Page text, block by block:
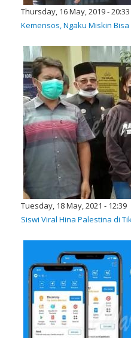
Thursday, 16 May, 2019 - 20:33
Kemensos, Ngaku Miskin
Tuesday, 18 May, 2021 - 12:39
Siswi Viral Hina Palestina di